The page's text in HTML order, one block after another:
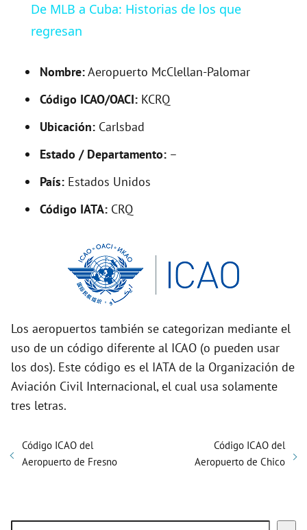
y
i
De MLB a Cuba: Historias de los que
regresan
Nombre:Aeropuerto McClellan-Palomar
Código ICAO/OACI: KCRQ
Ubicación: Carlsbad
Estado / Departamento: –
País: Estados Unidos
Código IATA: CRQ
Los aeropuertos también se categorizan mediante el
uso de un código diferente al ICAO (o pueden usar
los dos). Este código es el IATA de la Organización de
Aviación Civil Internacional, el cual usa solamente
tres letras.
Código ICAO del
Aeropuerto de Fresno
Código ICAO del
Aeropuerto de Chico